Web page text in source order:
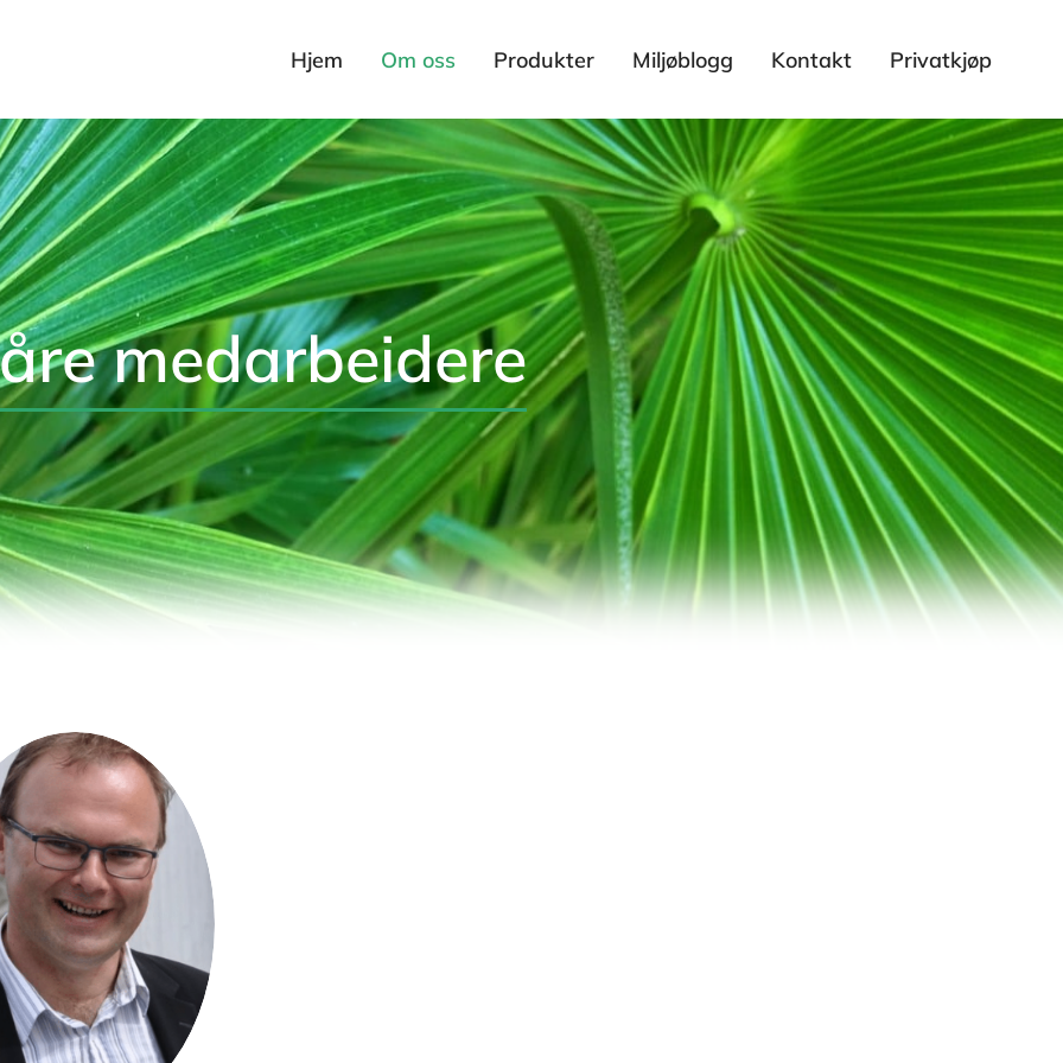
Hjem Om oss Produkter Miljøblogg Kontakt Privatkjøp
medarbeidere